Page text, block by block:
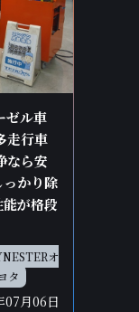
ゼル車
走行車
なら安
かり除
が格段
オ
タ
07月06日